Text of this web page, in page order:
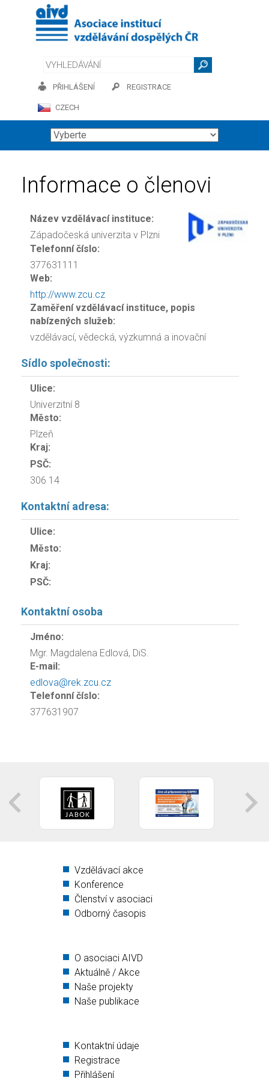
CZECH
PŘIHLÁŠENÍ REGISTRACE
Informace o členovi
Název vzdělávací instituce:
Západočeská univerzita v Plzni
Telefonní číslo:
377631111
Web:
http://www.zcu.cz
Zaměření vzdělávací instituce, popis
nabízených služeb:
vzdělávací, vědecká, výzkumná a inovační
Sídlo společnosti:
Ulice:
Univerzitní 8
Město:
Plzeň
Kraj:
PSČ:
306 14
Kontaktní adresa:
Ulice:
Město:
Kraj:
PSČ:
Kontaktní osoba
Jméno:
Mgr. Magdalena Edlová, DiS.
E-mail:
edlova@rek.zcu.cz
Telefonní číslo:
377631907
Vzdělávací akce
Konference
Členství v asociaci
Odborný časopis
O asociaci AIVD
Aktuálně / Akce
Naše projekty
Naše publikace
Kontaktní údaje
Registrace
Přihlášení